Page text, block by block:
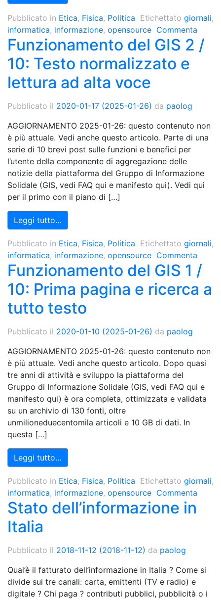
Pubblicato in Etica, Fisica, Politica Etichettato giornali,
informatica, informazione, opensource Commenta
Funzionamento del GIS 2 /
10: Testo normalizzato e
lettura ad alta voce
Pubblicato il 2020-01-17 (2025-01-26) da paolog
AGGIORNAMENTO 2025-01-26: questo contenuto non
è più attuale. Vedi anche questo articolo. Parte di una
serie di 10 brevi post sulle funzioni e benefici per
l’utente della componente di aggregazione delle
notizie della piattaforma del Gruppo di Informazione
Solidale (GIS, vedi FAQ qui e manifesto qui). Vedi qui
per il primo con il piano di […]
Leggi tutto…
Pubblicato in Etica, Fisica, Politica Etichettato giornali,
informatica, informazione, opensource Commenta
Funzionamento del GIS 1 /
10: Prima pagina e ricerca a
tutto testo
Pubblicato il 2020-01-10 (2025-01-26) da paolog
AGGIORNAMENTO 2025-01-26: questo contenuto non
è più attuale. Vedi anche questo articolo. Dopo quasi
tre anni di attività e sviluppo la piattaforma del
Gruppo di Informazione Solidale (GIS, vedi FAQ qui e
manifesto qui) è ora completa, ottimizzata e validata
su un archivio di 130 fonti, oltre
unmilioneduecentomila articoli e 10 GB di dati. In
questa […]
Leggi tutto…
Pubblicato in Etica, Fisica, Politica Etichettato giornali,
informatica, informazione, opensource Commenta
Stato dell’informazione in
Italia
Pubblicato il 2018-11-12 (2018-11-12) da paolog
Qual’è il fatturato dell’informazione in Italia ? Come si
divide sui tre canali: carta, emittenti (TV e radio) e
digitale ? Chi paga ? contributi pubblici, pubblicità o i